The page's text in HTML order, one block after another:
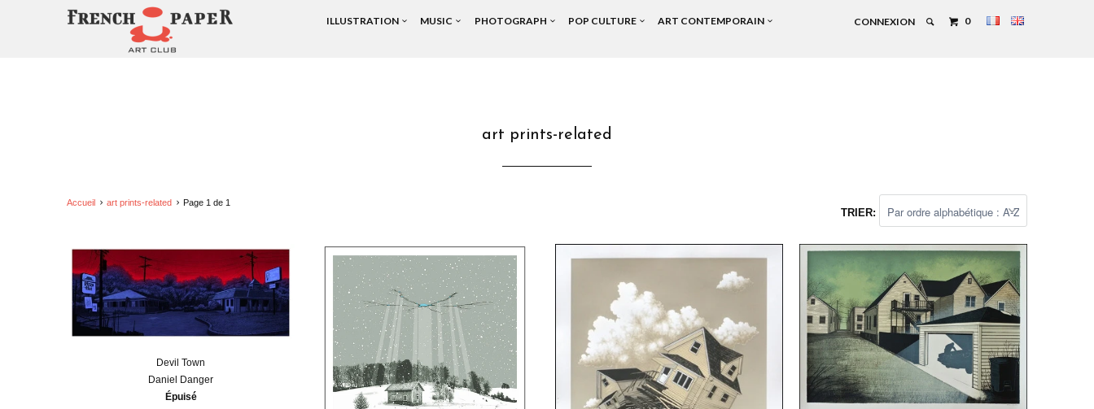
CONNEXION 0
ILLUSTRATION MUSIC PHOTOGRAPH POP CULTURE ART CONTEMPORAIN
art prints-related
Accueil art prints-related Page 1 de 1
TRIER:
Devil Town
Daniel Danger
Épuisé